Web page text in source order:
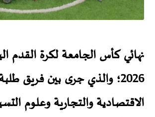
2026؛ والذي جرى بين فريق
الاقتصادية والتجارية وعلوم